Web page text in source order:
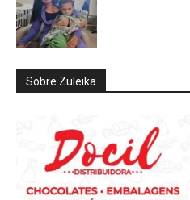
Sobre Zuleika